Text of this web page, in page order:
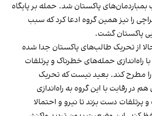
پاکستان شد. حمله بر پایگاه
را نیز همین گروه ادعا کرد که سبب
پاکستان گشت.
از تحریک طالب‌های پاکستان جدا شده
راه‌اندازی حمله‌های خطرناک و پرتلفات
مطرح کند. بعید نیست که تحریک
در رقابت با این گروه به راه‌اندازی
دست بزند تا نیرو و احتمالا